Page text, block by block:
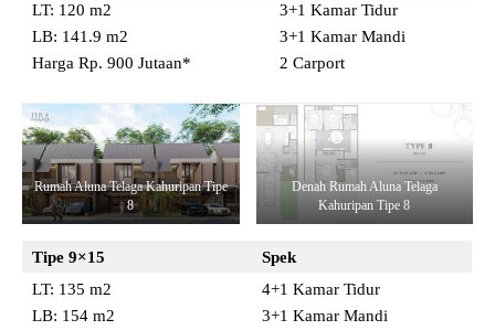
LT: 120 m2
LB: 141.9 m2
Harga Rp. 900 Jutaan*
3+1 Kamar Tidur
3+1 Kamar Mandi
2 Carport
Rumah Aluna Telaga Kahuripan Tipe
8
Denah Rumah Aluna Telaga
Kahuripan Tipe 8
Tipe 9×15
Spek
LT: 135 m2
LB: 154 m2
4+1 Kamar Tidur
3+1 Kamar Mandi